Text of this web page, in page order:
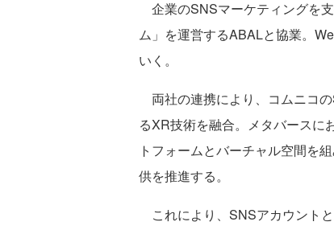
企業のSNSマーケティングを
ム」を運営するABALと協業。
いく。
両社の連携により、コムニコ
るXR技術を融合。メタバースに
トフォームとバーチャル空間を
供を推進する。
これにより、SNSアカウント